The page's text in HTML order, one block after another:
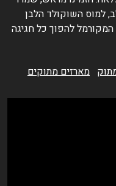
למוס השוקולד הלבן
להפוך כל חגיגה
מארזים מתוקים